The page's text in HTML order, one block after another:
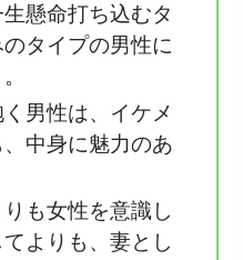
懸命打ち込むタ
タイプの男性に
男性は、イケメ
中身に魅力のあ
も女性を意識し
よりも、妻とし